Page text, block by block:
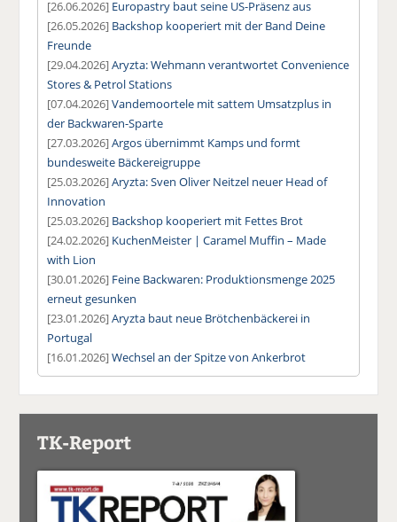
[26.06.2026] Europastry baut seine US-Präsenz aus
[26.05.2026] Backshop kooperiert mit der Band Deine
Freunde
[29.04.2026]Aryzta: Wehmann verantwortet Convenience
Stores & Petrol Stations
[07.04.2026]Vandemoortele mit sattem Umsatzplus in
der Backwaren-Sparte
[27.03.2026]Argos übernimmt Kamps und formt
bundesweite Bäckereigruppe
[25.03.2026]Aryzta: Sven Oliver Neitzel neuer Head of
Innovation
[25.03.2026] Backshop kooperiert mit Fettes Brot
[24.02.2026] KuchenMeister | Caramel Muffin – Made
with Lion
[30.01.2026] Feine Backwaren: Produktionsmenge 2025
erneut gesunken
[23.01.2026]Aryzta baut neue Brötchenbäckerei in
Portugal
[16.01.2026]Wechsel an der Spitze von Ankerbrot
TK-Report